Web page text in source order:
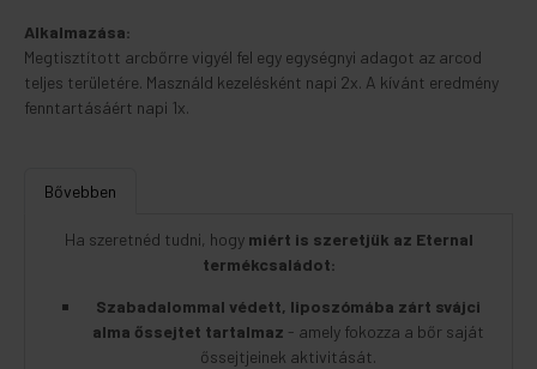
Alkalmazása:
Megtisztított arcbőrre vigyél fel egy egységnyi adagot az arcod
teljes területére. Masználd kezelésként napi 2x. A kívánt eredmény
fenntartásáért napi 1x.
Bővebben
Ha szeretnéd tudni, hogy miért is szeretjük az Eternal
termékcsaládot:
Szabadalommal védett, liposzómába zárt svájci
alma őssejtet tartalmaz - amely fokozza a bőr saját
őssejtjeinek aktivitását.